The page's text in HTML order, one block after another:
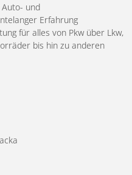
und
Erfahrung
für alles von Pkw über Lkw,
bis hin zu anderen